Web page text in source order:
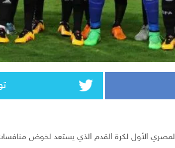
الأول لكرة القدم الذي يستعد لخوض